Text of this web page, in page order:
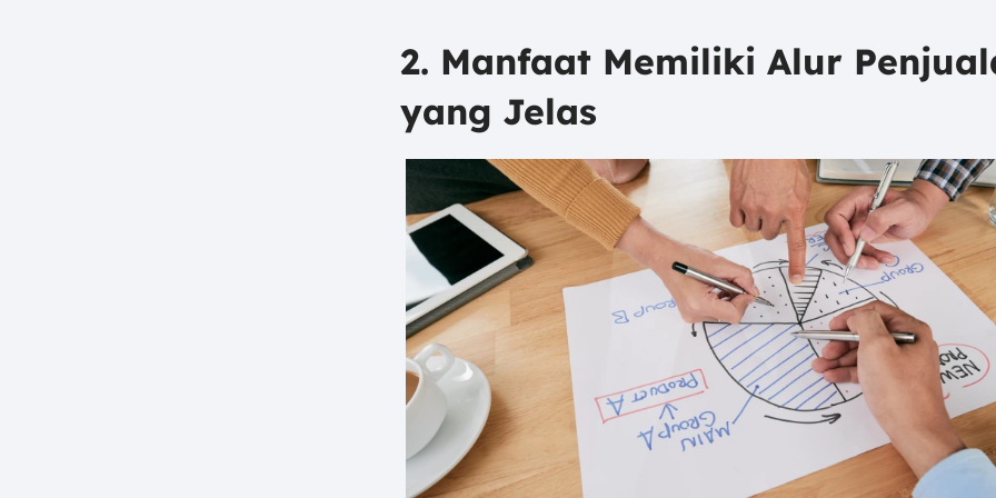
2. Manfaat Memiliki Alur
yang Jelas